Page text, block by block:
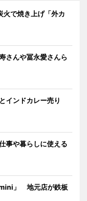
で焼き上げ「外カ
さんや冨永愛さんら
インドカレー売り
事や暮らしに使える
mini」 地元店が鉄板